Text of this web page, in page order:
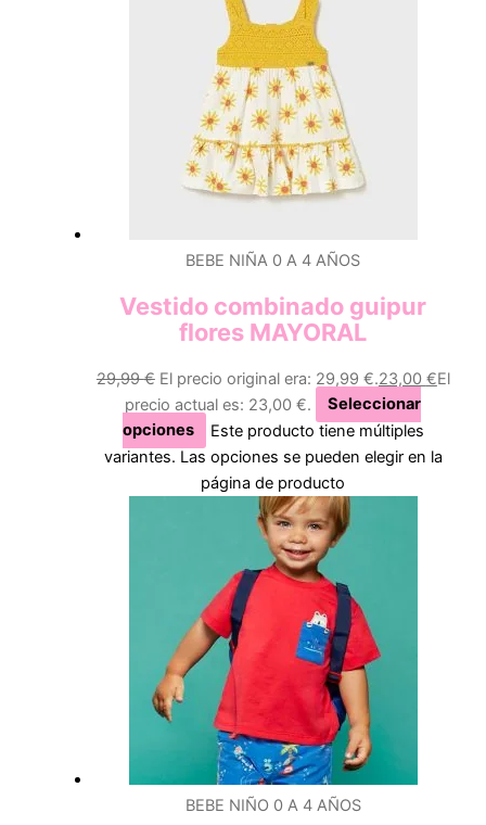
BEBE NIÑA 0 A 4 AÑOS
Vestido combinado guipur
flores MAYORAL
29,99€ El precio original era: 29,99 €.23,00 €El
precio actual es: 23,00 €.
Seleccionar
opciones
Este producto tiene múltiples
variantes. Las opciones se pueden elegir en la
página de producto
BEBE NIÑO 0 A 4 AÑOS